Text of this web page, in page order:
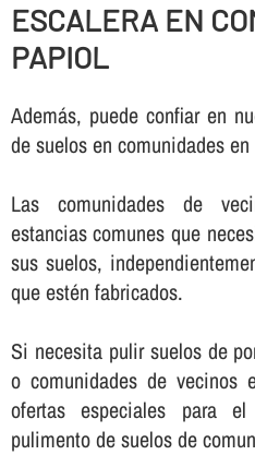
ESCALERA EN
PAPIOL
Además, puede confiar en
de suelos en comunidades
Las comunidades de
estancias comunes que
sus suelos,
que estén fabricados.
Si necesita pulir suelos de
o comunidades de vecinos
ofertas especiales para
pulimento de suelos de